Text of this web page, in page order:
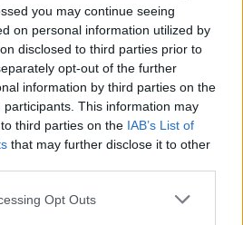
you may continue seeing
on personal information utilized by
disclosed to third parties prior to
opt-out of the further
information by third parties on the
participants. This information may
third parties on the IAB’s List of
that may further disclose it to other
app uses one or more Google
Opt Outs
a Gresininél. Viszont ő
szívesen eligazolna egy
ott kezdené a 2027-től induló
Erre pedig a
szerint meg is van
számolt be, hogy